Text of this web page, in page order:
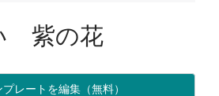
紫の花
レートを編集（無料）